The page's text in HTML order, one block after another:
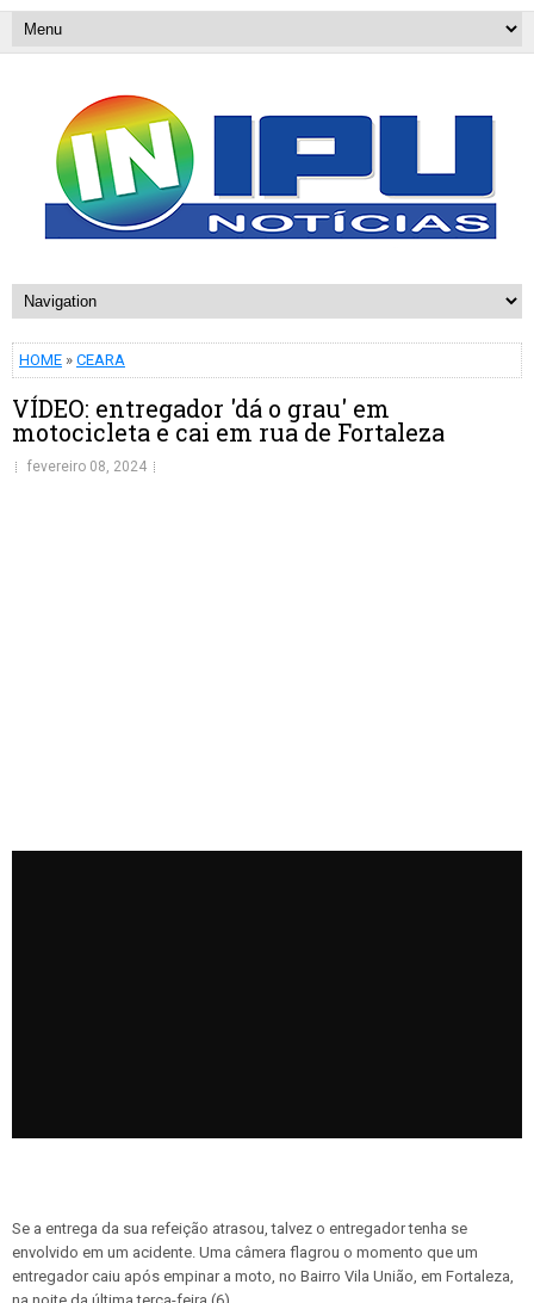
HOME » CEARA
VÍDEO: entregador 'dá o grau' em
motocicleta e cai em rua de Fortaleza
fevereiro 08, 2024
Se a entrega da sua refeição atrasou, talvez o entregador tenha se
envolvido em um acidente. Uma câmera flagrou o momento que um
entregador caiu após empinar a moto, no Bairro Vila União, em Fortaleza,